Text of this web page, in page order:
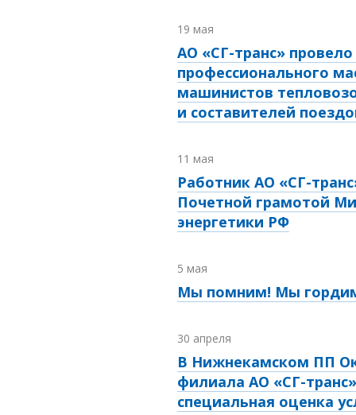
19 мая
АО «СГ-транс» провело
профессионального
машинистов
и составителей
11 мая
Работник АО «СГ-
Почетной грамотой
энергетики РФ
5 мая
Мы помним! Мы
30 апреля
В Нижнекамском ПП
филиала АО «СГ-
специальная оценка